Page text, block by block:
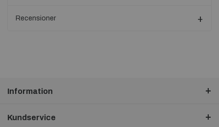
Recensioner
Information
Kundservice